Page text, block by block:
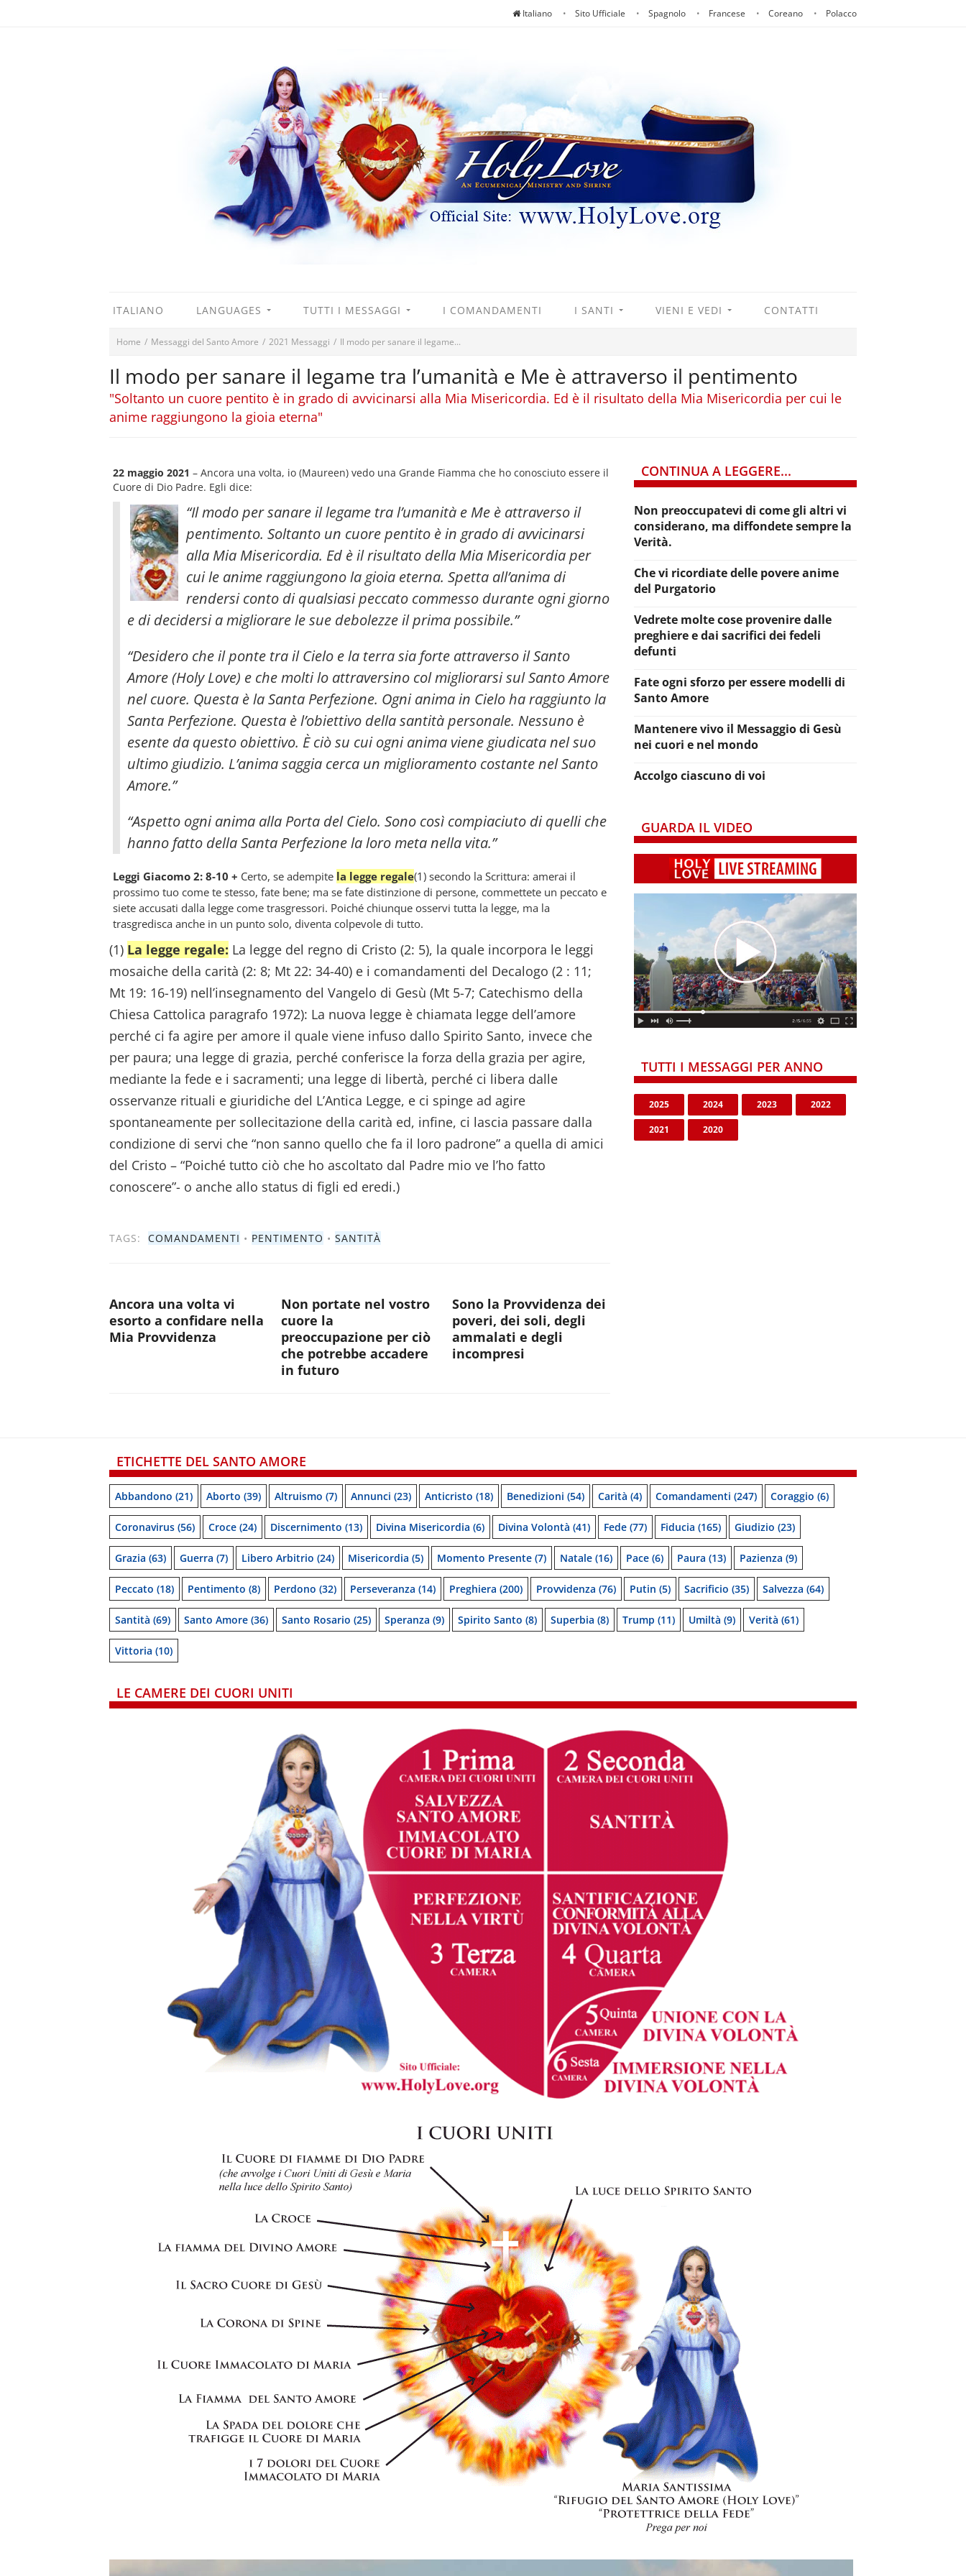
Italiano Sito Ufficiale Spagnolo Francese Coreano Polacco
ITALIANO LANGUAGES TUTTI I MESSAGGI I COMANDAMENTI I SANTI VIENI E VEDI CONTATTI
Home / Messaggi del Santo Amore / 2021 Messaggi / Il modo per sanare il legame...
Il modo per sanare il legame tra l’umanità e Me è attraverso il pentimento
"Soltanto un cuore pentito è in grado di avvicinarsi alla Mia Misericordia. Ed è il risultato della Mia Misericordia per cui le
anime raggiungono la gioia eterna"
22 maggio 2021 – Ancora una volta, io (Maureen) vedo una Grande Fiamma che ho conosciuto essere il
Cuore di Dio Padre. Egli dice:
“Il modo per sanare il legame tra l’umanità e Me è attraverso il
pentimento. Soltanto un cuore pentito è in grado di avvicinarsi
alla Mia Misericordia. Ed è il risultato della Mia Misericordia per
cui le anime raggiungono la gioia eterna. Spetta all’anima di
rendersi conto di qualsiasi peccato commesso durante ogni giorno
e di decidersi a migliorare le sue debolezze il prima possibile.”
“Desidero che il ponte tra il Cielo e la terra sia forte attraverso il Santo
Amore (Holy Love) e che molti lo attraversino col migliorarsi sul Santo Amore
nel cuore. Questa è la Santa Perfezione. Ogni anima in Cielo ha raggiunto la
Santa Perfezione. Questa è l’obiettivo della santità personale. Nessuno è
esente da questo obiettivo. È ciò su cui ogni anima viene giudicata nel suo
ultimo giudizio. L’anima saggia cerca un miglioramento costante nel Santo
Amore.”
“Aspetto ogni anima alla Porta del Cielo. Sono così compiaciuto di quelli che
hanno fatto della Santa Perfezione la loro meta nella vita.”
Leggi Giacomo 2: 8-10 + Certo, se adempite la legge regale(1) secondo la Scrittura: amerai il
prossimo tuo come te stesso, fate bene; ma se fate distinzione di persone, commettete un peccato e
siete accusati dalla legge come trasgressori. Poiché chiunque osservi tutta la legge, ma la
trasgredisca anche in un punto solo, diventa colpevole di tutto.
(1) La legge regale: La legge del regno di Cristo (2: 5), la quale incorpora le leggi
mosaiche della carità (2: 8; Mt 22: 34-40) e i comandamenti del Decalogo (2 : 11;
Mt 19: 16-19) nell’insegnamento del Vangelo di Gesù (Mt 5-7; Catechismo della
Chiesa Cattolica paragrafo 1972): La nuova legge è chiamata legge dell’amore
perché ci fa agire per amore il quale viene infuso dallo Spirito Santo, invece che
per paura; una legge di grazia, perché conferisce la forza della grazia per agire,
mediante la fede e i sacramenti; una legge di libertà, perché ci libera dalle
osservanze rituali e giuridiche del L’Antica Legge, e ci spinge ad agire
spontaneamente per sollecitazione della carità ed, infine, ci lascia passare dalla
condizione di servi che “non sanno quello che fa il loro padrone” a quella di amici
del Cristo – “Poiché tutto ciò che ho ascoltato dal Padre mio ve l’ho fatto
conoscere”- o anche allo status di figli ed eredi.)
TAGS: COMANDAMENTI • PENTIMENTO • SANTITÀ
Ancora una volta vi
esorto a confidare nella
Mia Provvidenza
Non portate nel vostro
cuore la
preoccupazione per ciò
che potrebbe accadere
in futuro
Sono la Provvidenza dei
poveri, dei soli, degli
ammalati e degli
incompresi
CONTINUA A LEGGERE...
Non preoccupatevi di come gli altri vi
considerano, ma diffondete sempre la
Verità.
Che vi ricordiate delle povere anime
del Purgatorio
Vedrete molte cose provenire dalle
preghiere e dai sacrifici dei fedeli
defunti
Fate ogni sforzo per essere modelli di
Santo Amore
Mantenere vivo il Messaggio di Gesù
nei cuori e nel mondo
Accolgo ciascuno di voi
GUARDA IL VIDEO
TUTTI I MESSAGGI PER ANNO
2025 2024 2023 2022
2021 2020
ETICHETTE DEL SANTO AMORE
Abbandono (21) Aborto (39) Altruismo (7) Annunci (23) Anticristo (18) Benedizioni (54) Carità (4) Comandamenti (247) Coraggio (6)
Coronavirus (56) Croce (24) Discernimento (13) Divina Misericordia (6) Divina Volontà (41) Fede (77) Fiducia (165) Giudizio (23)
Grazia (63) Guerra (7) Libero Arbitrio (24) Misericordia (5) Momento Presente (7) Natale (16) Pace (6) Paura (13) Pazienza (9)
Peccato (18) Pentimento (8) Perdono (32) Perseveranza (14) Preghiera (200) Provvidenza (76) Putin (5) Sacrificio (35) Salvezza (64)
Santità (69) Santo Amore (36) Santo Rosario (25) Speranza (9) Spirito Santo (8) Superbia (8) Trump (11) Umiltà (9) Verità (61)
Vittoria (10)
LE CAMERE DEI CUORI UNITI